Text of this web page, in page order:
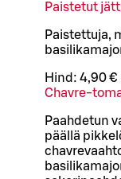
Paistetut
Paistettuja,
Hind: 4,90 €
Chavre-
Paahdetun
päällä